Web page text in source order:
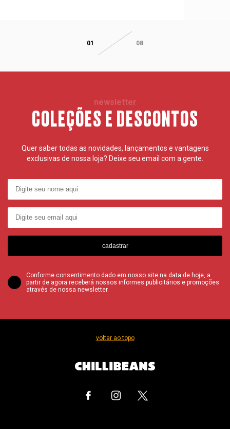
01 08
newsletter
COLEÇÕES E DESCONTOS
Quer saber todas as novidades, lançamentos e vantagens
exclusivas de nossa loja? Deixe seu email com a gente.
cadastrar
Conforme consentimento dado em nosso site na data de hoje, a
partir de agora receberá nossos informes publicitários e promoções
através de nossa newsletter.
voltar ao topo